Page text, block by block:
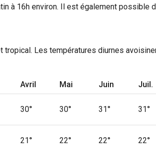
à 16h environ. Il est également possible
Les températures diurnes
Avril Mai Juin Juil.
30° 30° 31° 31°
21° 22° 22° 22°